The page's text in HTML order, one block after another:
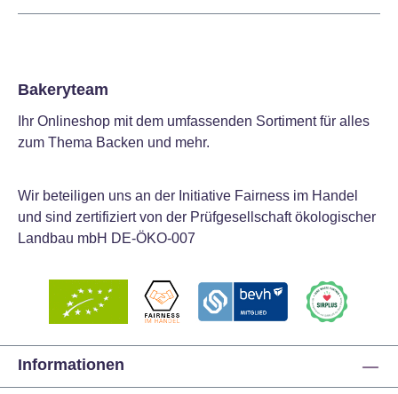
Bakeryteam
Ihr Onlineshop mit dem umfassenden Sortiment für alles
zum Thema Backen und mehr.
Wir beteiligen uns an der Initiative Fairness im Handel
und sind zertifiziert von der Prüfgesellschaft ökologischer
Landbau mbH DE-ÖKO-007
Informationen